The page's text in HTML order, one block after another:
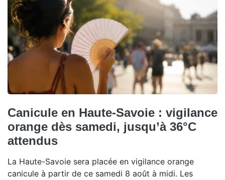
Canicule en Haute-Savoie : vigilance
orange dès samedi, jusqu’à 36°C
attendus
La Haute-Savoie sera placée en vigilance orange
canicule à partir de ce samedi 8 août à midi. Les